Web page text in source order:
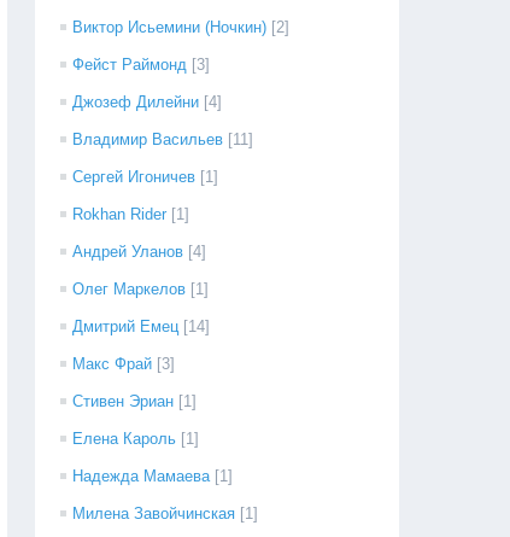
Виктор Исьемини (Ночкин) [2]
Фейст Раймонд [3]
Джозеф Дилейни [4]
Владимир Васильев [11]
Сергей Игоничев [1]
Rokhan Rider [1]
Андрей Уланов [4]
Олег Маркелов [1]
Дмитрий Емец [14]
Макс Фрай [3]
Стивен Эриан [1]
Елена Кароль [1]
Надежда Мамаева [1]
Милена Завойчинская [1]